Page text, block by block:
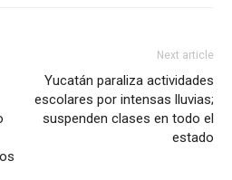
Next article
Yucatán paraliza actividades
escolares por intensas lluvias;
suspenden clases en todo el
estado